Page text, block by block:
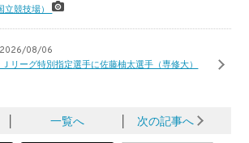
立競技場）
2026/08/06
リーグ特別指定選手に佐藤柚太選手（専修大）
│ 一覧へ │ 次の記事へ